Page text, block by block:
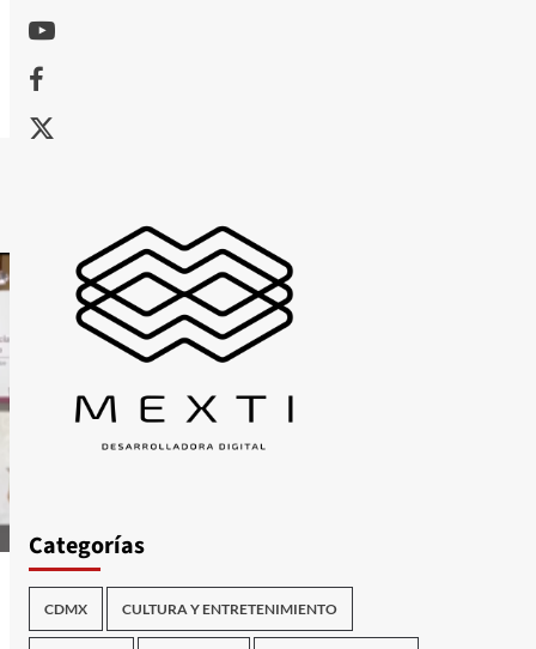
Youtube
Facebook
X
Categorías
CDMX CULTURA Y ENTRETENIMIENTO